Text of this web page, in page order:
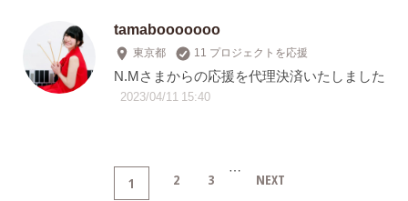
tamabooooooo
東京都 11 プロジェクトを応援
N.Mさまからの応援を代理決済いたしました
2023/04/11 15:40
1 2 3 … NEXT